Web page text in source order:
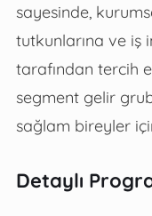
sayesinde,
tutkunlarına ve iş
tarafından tercih
segment gelir
sağlam bireyler
Detaylı